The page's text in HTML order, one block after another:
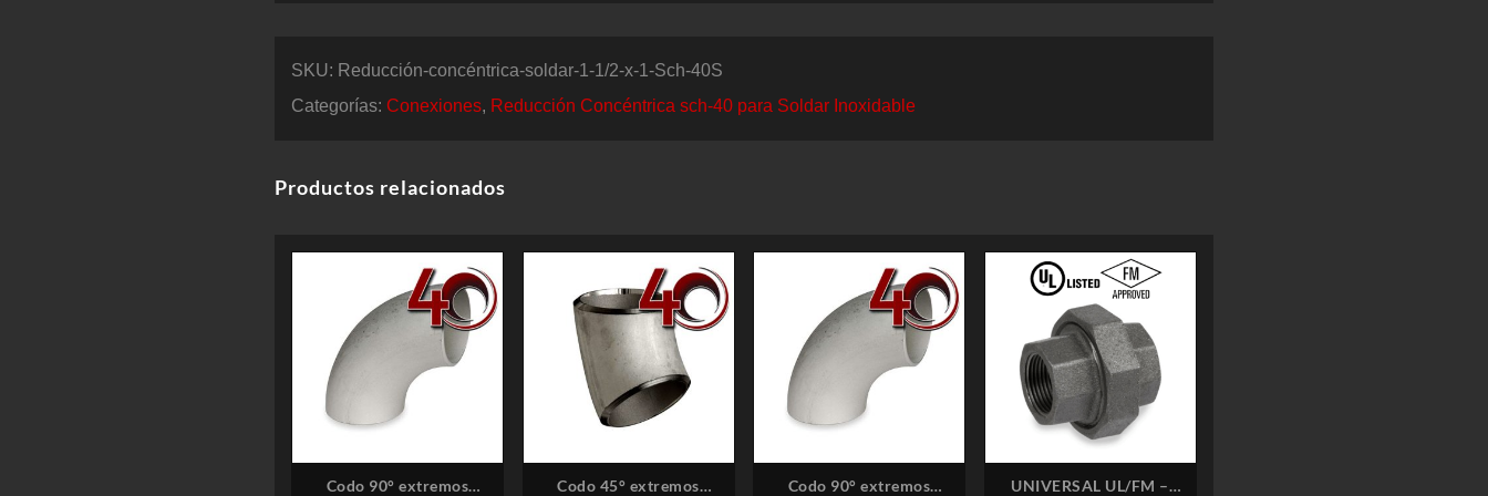
SKU: Reducción-concéntrica-soldar-1-1/2-x-1-Sch-40S
Categorías:Conexiones, Reducción Concéntrica sch-40 para Soldar Inoxidable
Productos relacionados
Codo 90° extremos Codo 45° extremos Codo 90° extremos UNIVERSAL UL/FM –